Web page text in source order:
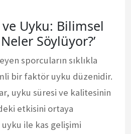
ve Uyku: Bilimsel
Söylüyor?’
sporcuların sıklıkla
bir faktör uyku düzenidir.
uyku süresi ve kalitesinin
etkisini ortaya
ile kas gelişimi